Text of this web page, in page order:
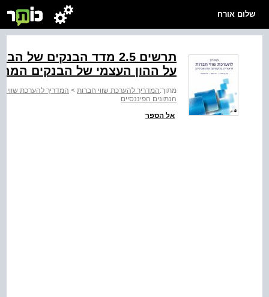
שלום אורח
תרשים ‭2.5‬ מדד הבנקים
על ההון העצמי של הבנקים
מתוך:המדריך להערכת שווי חברות > המדריך להערכת שווי
הנתונים הפיננסיים
אל הספר